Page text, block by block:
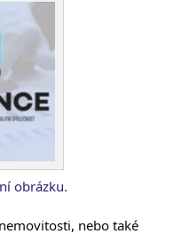
obrázku.
nebo také